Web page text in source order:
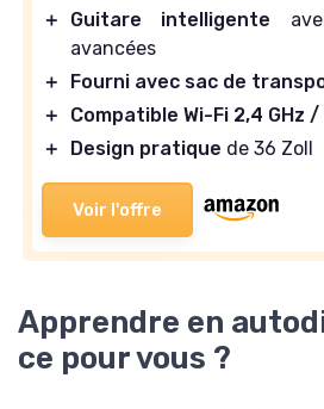
＋
Guitare intelligente
avancées
＋
Fourni avec sac de
＋
Compatible Wi-Fi 2,4 GHz
＋
Design pratique de 36 Zoll
Voir l'offre
Apprendre en
ce pour vous ?